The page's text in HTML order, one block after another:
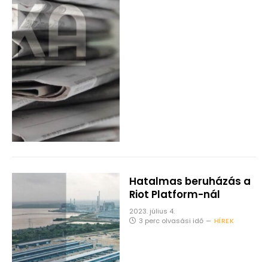
Hatalmas beruházás a
Riot Platform-nál
2023. július 4.
3 perc olvasási idő
HÍREK